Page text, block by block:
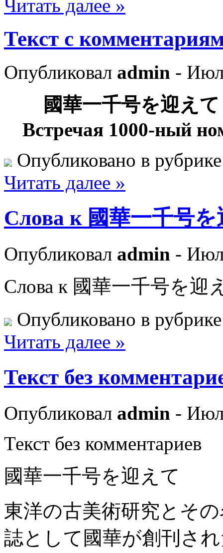
Читать далее »
Текст с
Опубликовал admin -
國華一千号を迎え
Встречая 1000-ный
Опубликовано в
Читать далее »
Слова к 國華一千号
Опубликовал admin -
Слова к 國華一千号を迎
Опубликовано в
Читать далее »
Текст без
Опубликовал admin -
Текст без комментариев
國華一千号を迎えて
東洋の古美術研究とそ
誌として國華が創刊さ